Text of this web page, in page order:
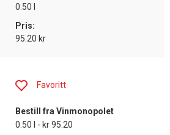
0.50 l
Pris:
95.20 kr
Favoritt
Bestill fra Vinmonopolet
0.50 l - kr 95.20